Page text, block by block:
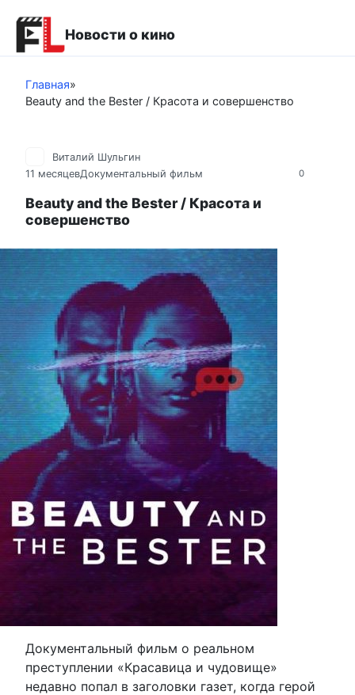
контенту
Новости о кино
Главная»
Beauty and the Bester / Красота и совершенство
0
Виталий Шульгин
11 месяцевДокументальный фильм
Beauty and the Bester / Красота и
совершенство
Документальный фильм о реальном
преступлении «Красавица и чудовище»
недавно попал в заголовки газет, когда герой